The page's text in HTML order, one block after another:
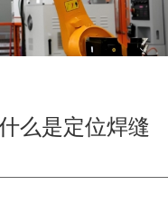
么是定位焊缝